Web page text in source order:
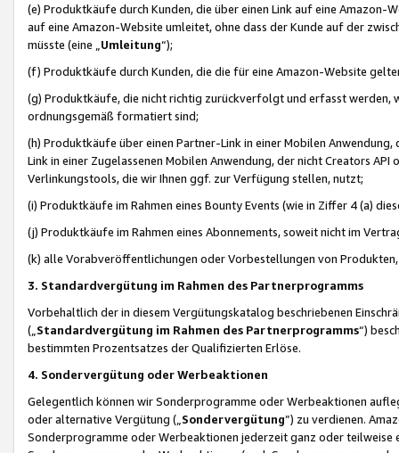
(e) Produktkäufe durch Kunden, die über einen Link auf eine
auf eine Amazon-Website umleitet, ohne dass der Kunde auf der
müsste (eine „ Umleitung“);
(f) Produktkäufe durch Kunden, die die für eine Amazon-Website
(g) Produktkäufe, die nicht richtig zurückverfolgt und erfasst werden,
ordnungsgemäß formatiert sind;
(h) Produktkäufe über einen Partner-Link in einer Mobilen
Link in einer Zugelassenen Mobilen Anwendung, der nicht Creators
Verlinkungstools, die wir Ihnen ggf. zur Verfügung stellen, nutzt;
(i) Produktkäufe im Rahmen eines Bounty Events (wie in Ziffer 4 (a)
(j) Produktkäufe im Rahmen eines Abonnements, soweit nicht im
(k) alle Vorabveröffentlichungen oder Vorbestellungen von
3. Standardvergütung im Rahmen des Partnerprogramms
Vorbehaltlich der in diesem Vergütungskatalog beschriebenen
(„ Standardvergütung im Rahmen des Partnerprogramms“)
bestimmten Prozentsatzes der Qualifizierten Erlöse.
4. Sondervergütung oder Werbeaktionen
Gelegentlich können wir Sonderprogramme oder Werbeaktionen
oder alternative Vergütung („ Sondervergütung”) zu verdienen.
Sonderprogramme oder Werbeaktionen jederzeit ganz oder